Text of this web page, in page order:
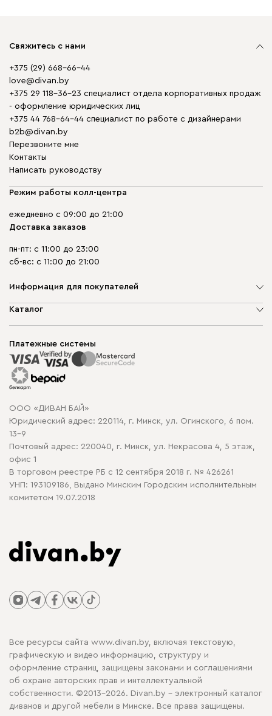
Свяжитесь с нами
+375 (29) 668-66-44
love@divan.by
+375 29 118-36-23 специалист отдела корпоративных продаж
- оформление юридических лиц
+375 44 768-64-44 специалист по работе с дизайнерами
b2b@divan.by
Перезвоните мне
Контакты
Написать руководству
Режим работы колл-центра
ежедневно с 09:00 до 21:00
Доставка заказов
пн-пт: с 11:00 до 23:00
сб-вс: с 11:00 до 21:00
Информация для покупателей
О компании
Способы оплаты
Рассрочка и кредит
Гарантия
Карта сайта
Политика конфиденциальности
Политика в отношении обработки cookie
Каталог
Корпусная мебель
Распродажа мебели
Платежные системы
ООО «ДИВАН БАЙ»
Юридический адрес: 220114, г. Минск, ул. Огинского, 6 пом.
13-9
Почтовый адрес: 220040, г. Минск, ул. Некрасова 4, 5 этаж,
офис 1
В торговом реестре РБ с 12 сентября 2018 г. № 426261
УНП: 193109186, Выдано Минским Городским исполнительным
комитетом 19.07.2018
Все ресурсы сайта www.divan.by, включая текстовую,
графическую и видео информацию, структуру и
оформление страниц, защищены законами и соглашениями
об охране авторских прав и интеллектуальной
собственности. ©2013-2026. Divan.by - электронный каталог
диванов и другой мебели в Минске. Все права защищены.